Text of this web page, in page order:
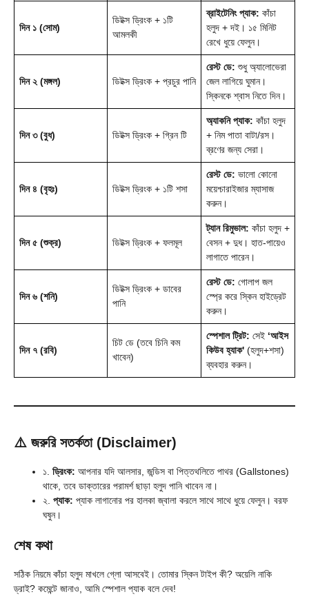
দিন ১ (সোম)
ডিটক্স ড্রিংক + ১টি
আমলকী
ব্রাইটেনিং প্যাক: কাঁচা
হলুদ + দই। ১৫ মিনিট
রেখে ধুয়ে ফেলুন।
দিন ২ (মঙ্গল) ডিটক্স ড্রিংক + প্রচুর পানি
রেস্ট ডে: শুধু অ্যালোভেরা
জেল লাগিয়ে ঘুমান।
স্কিনকে শ্বাস নিতে দিন।
দিন ৩ (বুধ) ডিটক্স ড্রিংক + গ্রিন টি
অ্যাকনি প্যাক: কাঁচা হলুদ
+ নিম পাতা বাটা/রস।
ব্রণের জন্য সেরা।
দিন ৪ (বৃহঃ) ডিটক্স ড্রিংক + ১টি শসা
রেস্ট ডে: ভালো কোনো
ময়েশ্চারাইজার ম্যাসাজ
করুন।
দিন ৫ (শুক্র) ডিটক্স ড্রিংক + ফলমূল
ট্যান রিমুভাল: কাঁচা হলুদ +
বেসন + দুধ। হাত-পায়েও
লাগাতে পারেন।
দিন ৬ (শনি)
ডিটক্স ড্রিংক + ডাবের
পানি
রেস্ট ডে: গোলাপ জল
স্প্রে করে স্কিন হাইড্রেট
করুন।
দিন ৭ (রবি)
চিট ডে (তবে চিনি কম
খাবেন)
স্পেশাল ট্রিট: সেই ‘আইস
কিউব হ্যাক' (হলুদ+শসা)
ব্যবহার করুন।
⚠️ জরুরি সতর্কতা (Disclaimer)
১. ড্রিংক: আপনার যদি আলসার, জন্ডিস বা পিত্তথলিতে পাথর (Gallstones)
থাকে, তবে ডাক্তারের পরামর্শ ছাড়া হলুদ পানি খাবেন না।
২. প্যাক: প্যাক লাগানোর পর হালকা জ্বালা করলে সাথে সাথে ধুয়ে ফেলুন। বরফ
ঘষুন।
শেষ কথা
সঠিক নিয়মে কাঁচা হলুদ মাখলে গ্লো আসবেই। তোমার স্কিন টাইপ কী? অয়েলি নাকি
ড্রাই? কমেন্টে জানাও, আমি স্পেশাল প্যাক বলে দেব!